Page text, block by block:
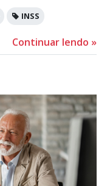
INSS
Continuar lendo »